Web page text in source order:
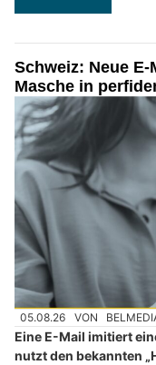
Schweiz: Neue
Masche in
05.08.26 VON
Eine E-Mail imitiert
nutzt den bekannten